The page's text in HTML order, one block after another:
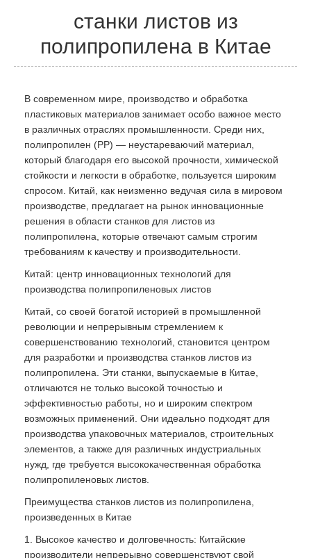
станки листов из
полипропилена в Китае
В современном мире, производство и обработка
пластиковых материалов занимает особо важное место
в различных отраслях промышленности. Среди них,
полипропилен (PP) — неустареваючий материал,
который благодаря его высокой прочности, химической
стойкости и легкости в обработке, пользуется широким
спросом. Китай, как неизменно ведучая сила в мировом
производстве, предлагает на рынок инновационные
решения в области станков для листов из
полипропилена, которые отвечают самым строгим
требованиям к качеству и производительности.
Китай: центр инновационных технологий для
производства полипропиленовых листов
Китай, со своей богатой историей в промышленной
революции и непрерывным стремлением к
совершенствованию технологий, становится центром
для разработки и производства станков листов из
полипропилена. Эти станки, выпускаемые в Китае,
отличаются не только высокой точностью и
эффективностью работы, но и широким спектром
возможных применений. Они идеально подходят для
производства упаковочных материалов, строительных
элементов, а также для различных индустриальных
нужд, где требуется высококачественная обработка
полипропиленовых листов.
Преимущества станков листов из полипропилена,
произведенных в Китае
1. Высокое качество и долговечность: Китайские
производители непрерывно совершенствуют свой